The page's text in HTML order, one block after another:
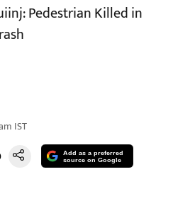
Pedestrian Killed in
IST
Add as a preferred
source on Google